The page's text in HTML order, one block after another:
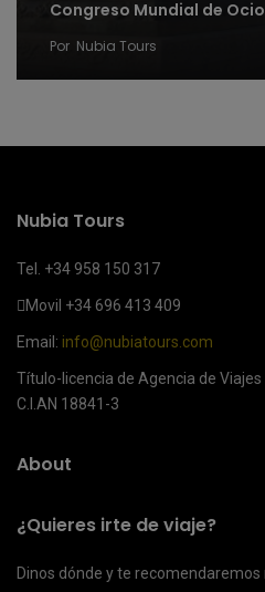
Congreso Mundial de Ocio
Por Nubia Tours
Nubia Tours
Tel. +34 958 150 317
Movil +34 696 413 409
Email: info@nubiatours.com
Título-licencia de Agencia de Viajes
C.I.AN 18841-3
About
¿Quieres irte de viaje?
Dinos dónde y te